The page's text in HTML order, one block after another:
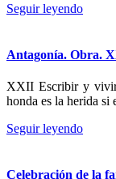
Seguir leyendo
Antagonía. Obra.
XXII Escribir y vivir
honda es la herida si
Seguir leyendo
Celebración de la